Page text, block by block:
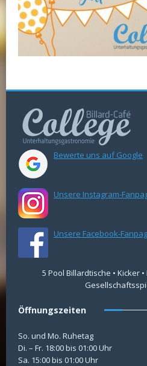
Bewerte uns auf Google
Unsere Instagram-
Unsere Facebook-
5 Pool Billardtische • Kicker
Öffnungszeiten
So. und Mo. Ruhetag
Di. – Fr. 18:00 bis 01:00 Uhr
Sa. 15:00 bis 01:00 Uhr